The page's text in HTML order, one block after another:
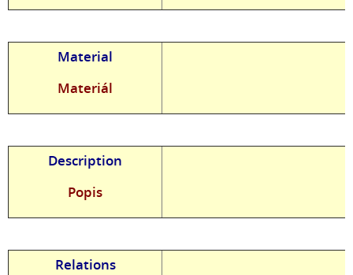
Material
Materiál
Description
Popis
Relations